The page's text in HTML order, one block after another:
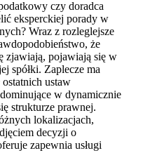
czy doradca
eksperckiej porady w
Wraz z rozleglejsze
że
zjawiają, pojawiają się w
spółki. Zaplecze ma
ustaw
w dynamicznie
strukturze prawnej.
lokalizacjach,
decyzji o
zapewnia usługi